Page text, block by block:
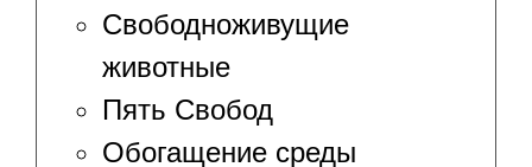
Свободноживущие
животные
Пять Свобод
Обогащение среды